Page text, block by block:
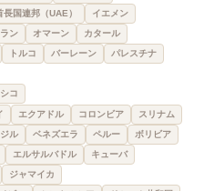
長国連邦（UAE）
イエメン
ン オマーン
カタール
トルコ バーレーン
パレスチナ
コ
エクアドル コロンビア
スリナム
ル ベネズエラ ペルー ボリビア
エルサルバドル
キューバ
ジャマイカ